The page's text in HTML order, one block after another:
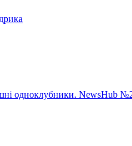
одноклубники. NewsHub